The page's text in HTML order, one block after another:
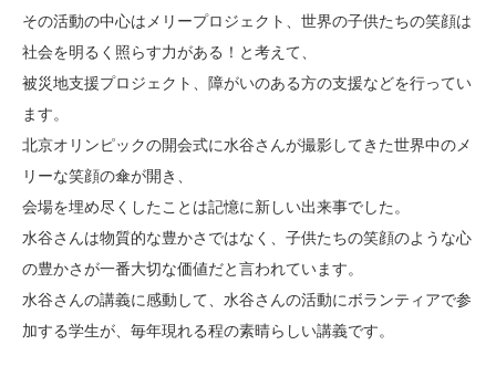
その活動の中心はメリープロジェクト、世界の子供たちの笑顔は
社会を明るく照らす力がある！と考えて、
被災地支援プロジェクト、障がいのある方の支援などを行ってい
ます。
北京オリンピックの開会式に水谷さんが撮影してきた世界中のメ
リーな笑顔の傘が開き、
会場を埋め尽くしたことは記憶に新しい出来事でした。
水谷さんは物質的な豊かさではなく、子供たちの笑顔のような心
の豊かさが一番大切な価値だと言われています。
水谷さんの講義に感動して、水谷さんの活動にボランティアで参
加する学生が、毎年現れる程の素晴らしい講義です。